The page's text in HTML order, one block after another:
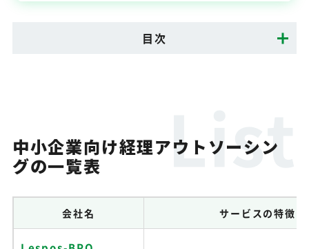
目次
中小企業向け経理アウトソーシン
グの一覧表
会社名 サービスの特徴